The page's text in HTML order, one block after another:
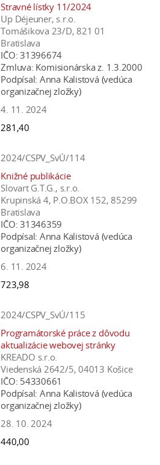
Stravné lístky 11/2024
Up Déjeuner, s.r.o.
Tomášikova 23/D, 821 01
Bratislava
IČO: 31396674
Zmluva: Komisionárska z. 1.3.2000
Podpísal: Anna Kalistová (vedúca
organizačnej zložky)
4. 11. 2024
281,40
2024/CSPV_SvÚ/114
Knižné publikácie
Slovart G.T.G., s.r.o.
Krupinská 4, P.O.BOX 152, 85299
Bratislava
IČO: 31346359
Podpísal: Anna Kalistová (vedúca
organizačnej zložky)
6. 11. 2024
723,98
2024/CSPV_SvÚ/115
Programátorské práce z dôvodu
aktualizácie webovej stránky
KREADO s.r.o.
Viedenská 2642/5, 04013 Košice
IČO: 54330661
Podpísal: Anna Kalistová (vedúca
organizačnej zložky)
28. 10. 2024
440,00